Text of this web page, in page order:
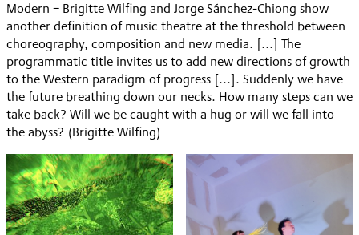
Modern − Brigitte Wilfing and Jorge Sánchez-Chiong show
another definition of music theatre at the threshold between
choreography, composition and new media. [...] The
programmatic title invites us to add new directions of growth
to the Western paradigm of progress [...]. Suddenly we have
the future breathing down our necks. How many steps can we
take back? Will we be caught with a hug or will we fall into
the abyss? (Brigitte Wilfing)